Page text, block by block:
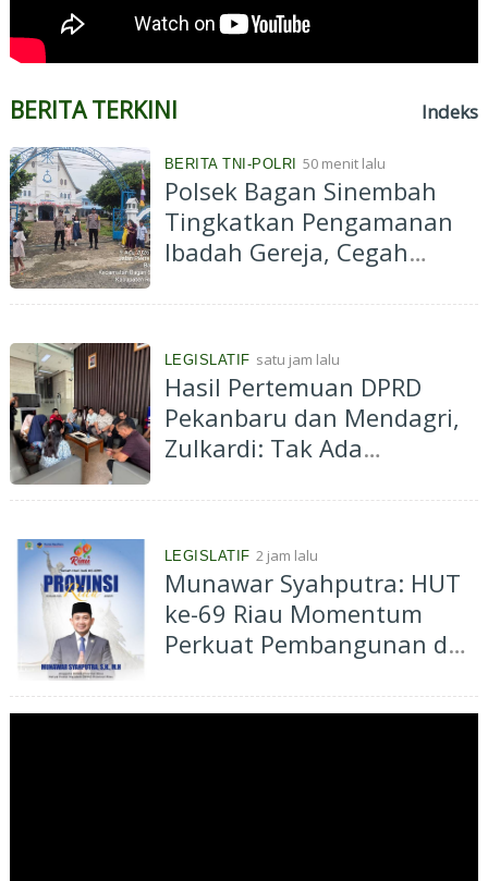
BERITA TERKINI Indeks
BERITA TNI-POLRI 50 menit lalu
Polsek Bagan Sinembah
Tingkatkan Pengamanan
Ibadah Gereja, Cegah
LEGISLATIF satu jam lalu
Hasil Pertemuan DPRD
Pekanbaru dan Mendagri,
Zulkardi: Tak Ada
133 HGB Pedagang STC,
Rekomendasi Dibuka Jika
Memang Ada!
LEGISLATIF 2 jam lalu
Munawar Syahputra: HUT
ke-69 Riau Momentum
Perkuat Pembangunan dan